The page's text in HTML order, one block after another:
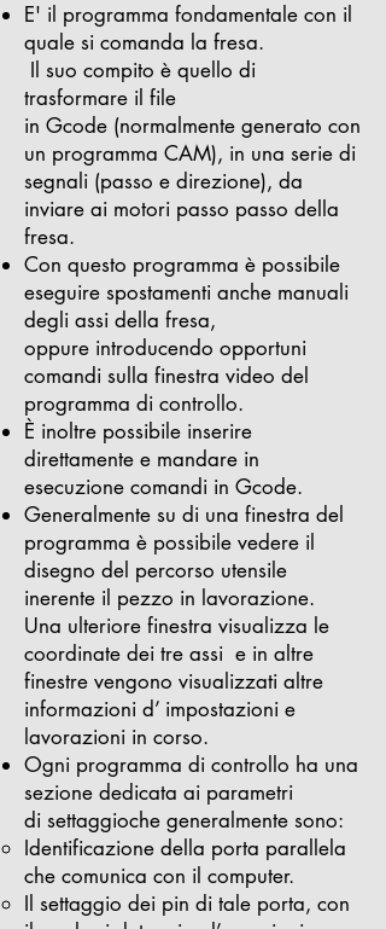
E' il programma fondamentale con il
quale si comanda la fresa.
Il suo compito è quello di
trasformare il file
in Gcode (normalmente generato con
un programma CAM), in una serie di
segnali (passo e direzione), da
inviare ai motori passo passo della
fresa.
Con questo programma è possibile
eseguire spostamenti anche manuali
degli assi della fresa,
oppure introducendo opportuni
comandi sulla finestra video del
programma di controllo.
È inoltre possibile inserire
direttamente e mandare in
esecuzione comandi in Gcode.
Generalmente su di una finestra del
programma è possibile vedere il
disegno del percorso utensile
inerente il pezzo in lavorazione.
Una ulteriore finestra visualizza le
coordinate dei tre assi e in altre
finestre vengono visualizzati altre
informazioni d’ impostazioni e
lavorazioni in corso.
Ogni programma di controllo ha una
sezione dedicata ai parametri
di settaggioche generalmente sono:
Identificazione della porta parallela
che comunica con il computer.
Il settaggio dei pin di tale porta, con